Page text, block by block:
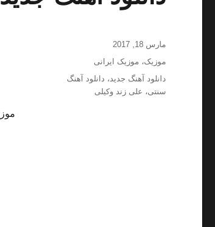
ارسال
شده
مارس 18, 2017
دسته‌ها
موزیک، موزیک ایرانی
برچسب‌ها
دانلود آهنگ جدید، دانلود آهنگ
سنتی، علی زند وکیلی